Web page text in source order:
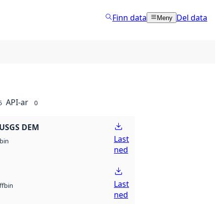
Finn data Meny Del data
API-ar 0
DEM
bin
Last
ned
bin
Last
ned